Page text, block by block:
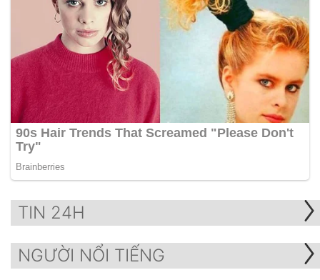
TIN 24H
NGƯỜI NỔI TIẾNG